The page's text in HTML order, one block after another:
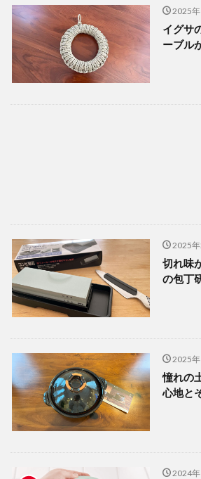
2025
イグサ
ーブル
2025
切れ味
の包丁
2025
憧れの
心地と
2024